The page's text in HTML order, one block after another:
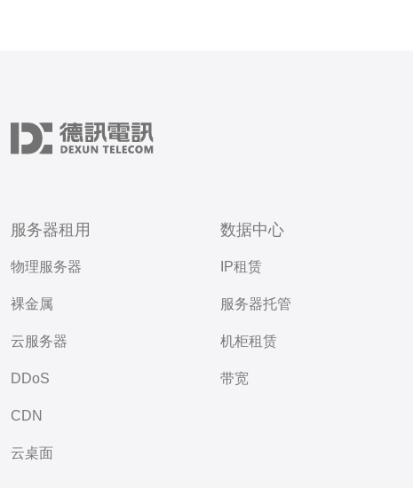
服务器租用
物理服务器
裸金属
云服务器
DDoS
CDN
云桌面
数据中心
IP租赁
服务器托管
机柜租赁
带宽